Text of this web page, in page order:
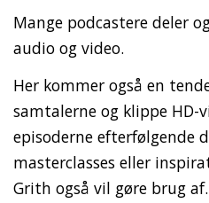
Mange podcastere deler
audio og video.
Her kommer også en
samtalerne og klippe HD-
episoderne efterfølgende
masterclasses eller
Grith også vil gøre brug af.